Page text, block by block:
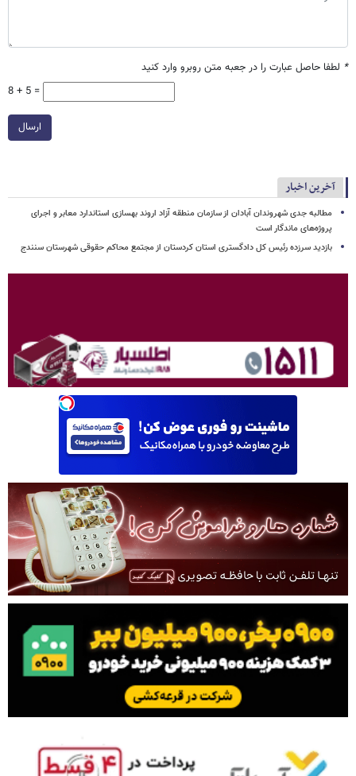
* لطفا حاصل عبارت را در جعبه متن روبرو وارد کنید
8 + 5 =
ارسال
آخرین اخبار
مطالبه جدی شهروندان آبادان از سازمان منطقه آزاد اروند بهسازی استاندارد معابر و اجرای
پروژه‌های ماندگار است
بازدید سرزده رئیس کل دادگستری استان کردستان از مجتمع محاکم حقوقی شهرستان سنندج